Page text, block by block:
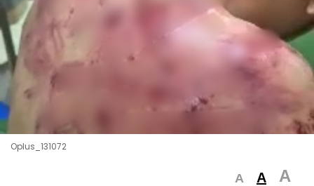
Oplus_131072
A A A